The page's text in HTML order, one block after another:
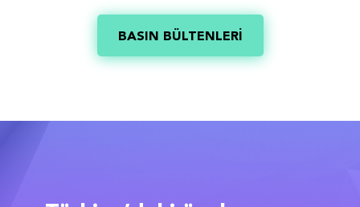
BASIN BÜLTENLERİ